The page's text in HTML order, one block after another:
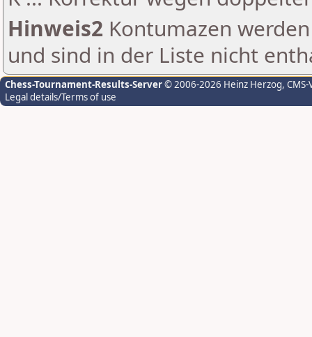
Hinweis2 Kontumazen
und sind in der Liste nicht
Chess-Tournament-Results-Server© 2006-2026 Heinz Herzog,
Legal details/Terms of use